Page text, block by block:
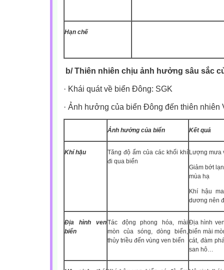
Hạn chế
b/ Thiên nhiên chịu ảnh hưởng sâu sắc
· Khái quát về biển Đông: SGK
· Ảnh hưởng của biển Đông đến thiên nhiên
Ảnh hưởng của biển Kết quả
Khí hậu
Tăng độ ẩm của các khối khí
đi qua biển
Lượng mưa
Giảm bớt
mùa hạ
Khí hậu
dương nên
Địa hình ven
biển
Tác động phong hóa, mài
mòn của sóng, dòng biển,
thủy triều đến vùng ven biển
Địa hình
biển mài
cát, đàm
san hô…